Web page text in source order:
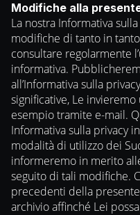
Modifiche alla
La nostra Informativa
modifiche di tanto in
consultare regolarmente
informativa.
all’Informativa sulla
significative, Le
esempio tramite e-mail.
Informativa sulla privacy
modalità di utilizzo dei
informeremo in merito
seguito di tali modifiche.
precedenti della
archivio affinché Lei